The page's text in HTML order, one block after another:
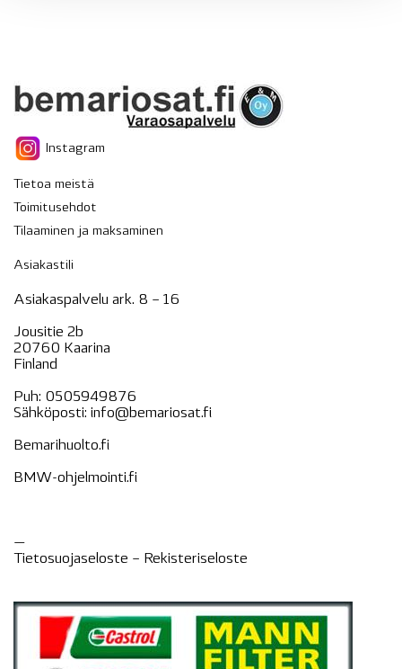
Instagram
Tietoa meistä
Toimitusehdot
Tilaaminen ja maksaminen
Asiakastili
Asiakaspalvelu ark. 8 – 16
Jousitie 2b
20760 Kaarina
Finland
Puh: 0505949876
Sähköposti: info@bemariosat.fi
Bemarihuolto.fi
BMW-ohjelmointi.fi
—
Tietosuojaseloste – Rekisteriseloste